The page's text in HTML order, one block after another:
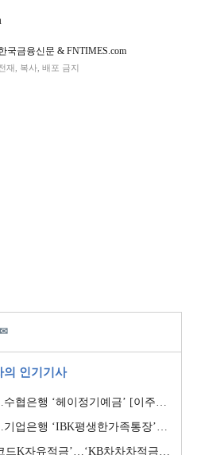
국금융신문 & FNTIMES.com
재, 복사, 배포 금지
✉
의 인기기사
이정기예금’ [이주의 은행 예금금리-1월 2주]
평생한가족통장’ [이주의 은행 예금금리-1월 2주]
차차차적금’ 8% 이자 [이주의 은행 적금금리-1월 2주]